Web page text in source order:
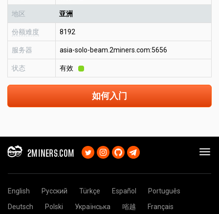
地区 亚洲
份额难度 8192
服务器 asia-solo-beam.2miners.com:5656
状态 有效
如何入门
2MINERS.COM
English Русский Türkçe Español
Português
Deutsch
Polski Українська 㗂越
Français